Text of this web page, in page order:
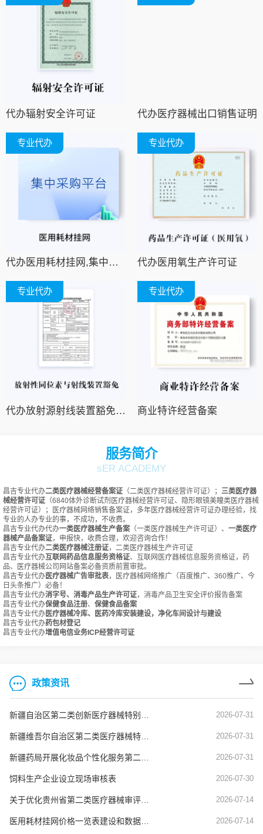
代办辐射安全许可证 代办医疗器械出口销售证明
专业代办
代办医用耗材挂网,集中采购平台挂网,招采平台挂网
专业代办
代办医用氧生产许可证
专业代办
代办放射源射线装置豁免备案
专业代办
商业特许经营备案
服务简介
sER ACADEMY
昌吉专业代办二类医疗器械经营备案证 （二类医疗器械经营许可证）； 三类医疗器
械经营许可证 （6840体外诊断试剂医疗器械经营许可证、隐形眼镜美瞳类医疗器械
经营许可证）；医疗器械网络销售备案证，多年医疗器械经营许可证办理经验，找
专业的人办专业的事，不成功，不收费。
昌吉专业代办代办一类医疗器械生产备案 （一类医疗器械生产许可证）、 一类医疗
器械产品备案证，申报快，收费合理，欢迎咨询合作！
昌吉专业代办二类医疗器械注册证，二类医疗器械生产许可证
昌吉专业代办互联网药品信息服务资格证、互联网医疗器械信息服务资格证，药
品、医疗器械公司网站备案必备资质前置审批。
昌吉专业代办医疗器械广告审批表，医疗器械网络推广（百度推广、360推广、今
日头条推广）必备！
昌吉专业代办消字号、消毒产品生产许可证，消毒产品卫生安全评价报告备案
昌吉专业代办保健食品注册、 保健食品备案
昌吉专业代办医疗器械冷库、医药冷库安装建设，净化车间设计与建设
昌吉专业代办药包材登记
昌吉专业代办增值电信业务ICP经营许可证
政策资讯
2026-07-31
2026-07-31
2026-07-31
饲料生产企业设立现场审核表 2026-07-30
2026-07-14
2026-07-14